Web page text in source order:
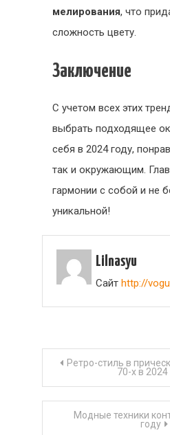
мелирования, что
сложность цвету.
Заключение
С учетом всех этих
выбрать подходящее
себя в 2024 году,
так и окружающим.
гармонии с собой и не
уникальной!
Lilnasyu
Сайт http://
Навигация
записям
Ретро-стиль в
70-х в 2024
Модные техники
году